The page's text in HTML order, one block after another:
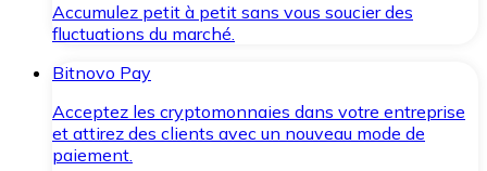
Accumulez petit à petit sans vous soucier des
fluctuations du marché.
Bitnovo Pay
Acceptez les cryptomonnaies dans votre entreprise
et attirez des clients avec un nouveau mode de
paiement.